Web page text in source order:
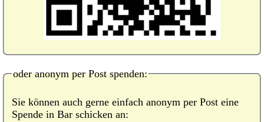
oder anonym per Post spenden:
Sie können auch gerne einfach anonym per Post eine
Spende in Bar schicken an: